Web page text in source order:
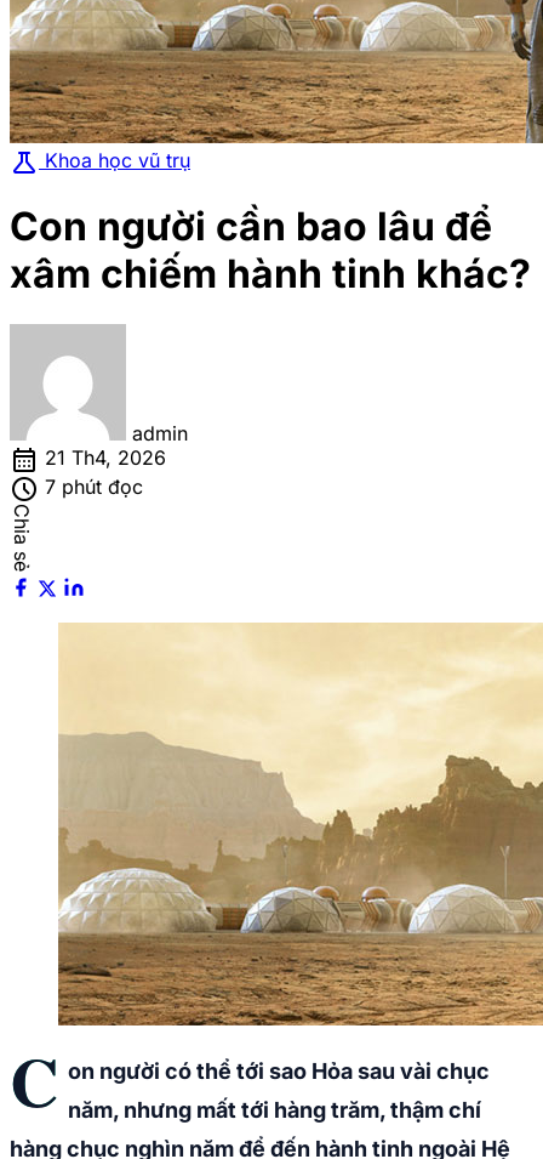
science Khoa học vũ trụ
Con người cần bao lâu để
xâm chiếm hành tinh khác?
admin
calendar_month 21 Th4, 2026
schedule 7 phút đọc
Chia sẻ
C on người có thể tới sao Hỏa sau vài chục
năm, nhưng mất tới hàng trăm, thậm chí
hàng chục nghìn năm để đến hành tinh ngoài Hệ